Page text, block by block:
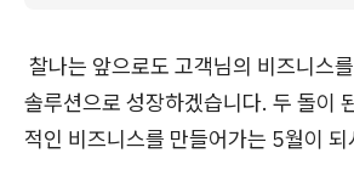
찰나는 앞으로도 고객님의 비즈니스
솔루션으로 성장하겠습니다. 두 돌이
적인 비즈니스를 만들어가는 5월이